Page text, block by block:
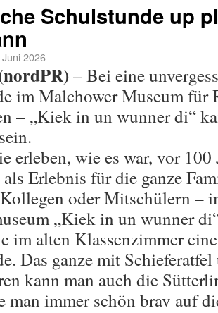
Schulstunde up
2026
– Bei eine
im Malchower Museum für
– „Kiek in un wunner di“
erleben, wie es war, vor
als Erlebnis für die ganze
oder Mitschülern –
„Kiek in un wunner
im alten Klassenzimmer
Das ganze mit
kann man auch die
man immer schön brav auf